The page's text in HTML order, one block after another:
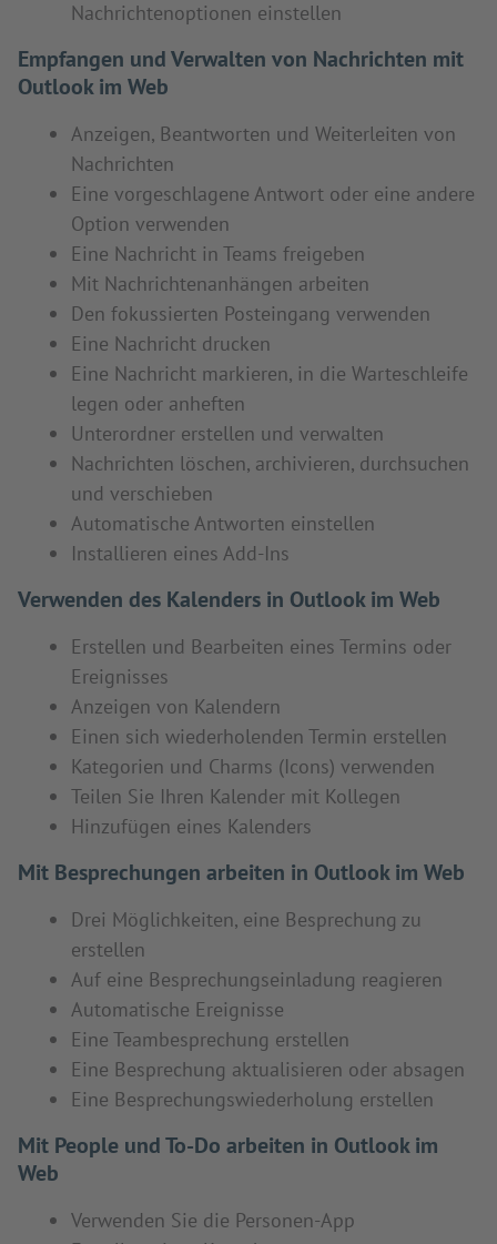
Nachrichtenoptionen einstellen
Empfangen und Verwalten von Nachrichten mit
Outlook im Web
Anzeigen, Beantworten und Weiterleiten von
Nachrichten
Eine vorgeschlagene Antwort oder eine andere
Option verwenden
Eine Nachricht in Teams freigeben
Mit Nachrichtenanhängen arbeiten
Den fokussierten Posteingang verwenden
Eine Nachricht drucken
Eine Nachricht markieren, in die Warteschleife
legen oder anheften
Unterordner erstellen und verwalten
Nachrichten löschen, archivieren, durchsuchen
und verschieben
Automatische Antworten einstellen
Installieren eines Add-Ins
Verwenden des Kalenders in Outlook im Web
Erstellen und Bearbeiten eines Termins oder
Ereignisses
Anzeigen von Kalendern
Einen sich wiederholenden Termin erstellen
Kategorien und Charms (Icons) verwenden
Teilen Sie Ihren Kalender mit Kollegen
Hinzufügen eines Kalenders
Mit Besprechungen arbeiten in Outlook im Web
Drei Möglichkeiten, eine Besprechung zu
erstellen
Auf eine Besprechungseinladung reagieren
Automatische Ereignisse
Eine Teambesprechung erstellen
Eine Besprechung aktualisieren oder absagen
Eine Besprechungswiederholung erstellen
Mit People und To-Do arbeiten in Outlook im
Web
Verwenden Sie die Personen-App